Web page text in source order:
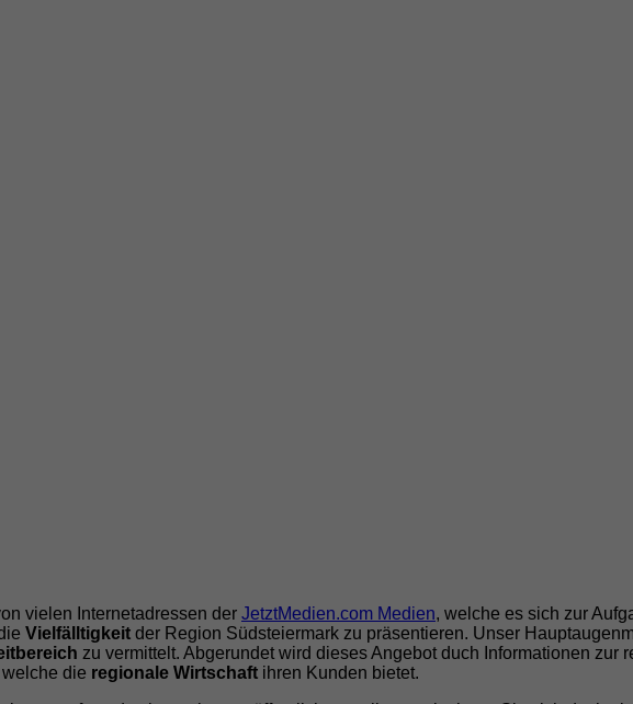
vielen Internetadressen der JetztMedien.com Medien, welche es sich zur
Vielfälltigkeit der Region Südsteiermark zu präsentieren. Unser
zu vermittelt. Abgerundet wird dieses Angebot duch Informationen zur
die regionale Wirtschaft ihren Kunden bietet.